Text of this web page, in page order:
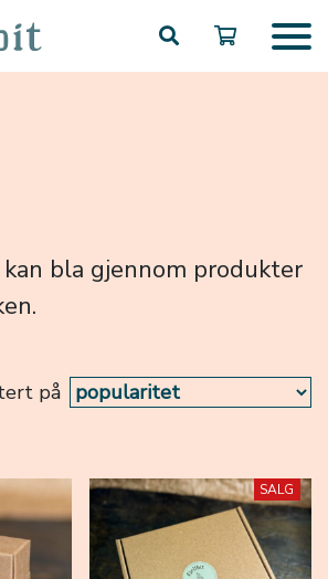
bla gjennom produkter
på
SALG